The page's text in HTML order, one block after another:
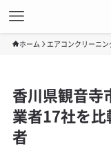
ホーム エアコンクリーニン
香川県観音寺
業者17社を
者